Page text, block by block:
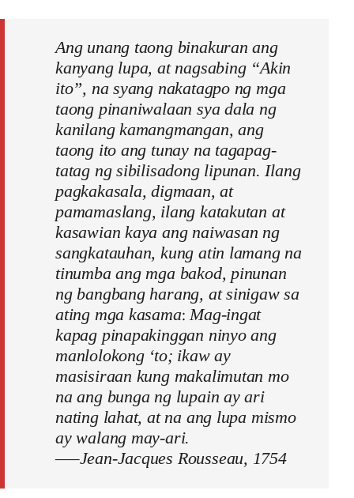
Ang unang taong binakuran ang
kanyang lupa, at nagsabing “Akin
ito”, na syang nakatagpo ng mga
taong pinaniwalaan sya dala ng
kanilang kamangmangan, ang
taong ito ang tunay na tagapag-
tatag ng sibilisadong lipunan. Ilang
pagkakasala, digmaan, at
pamamaslang, ilang katakutan at
kasawian kaya ang naiwasan ng
sangkatauhan, kung atin lamang na
tinumba ang mga bakod, pinunan
ng bangbang harang, at sinigaw sa
ating mga kasama:Mag-ingat
kapag pinapakinggan ninyo ang
manlolokong ‘to; ikaw ay
masisiraan kung makalimutan mo
na ang bunga ng lupain ay ari
nating lahat, at na ang lupa mismo
ay walang may-ari.
–—Jean-Jacques Rousseau, 1754